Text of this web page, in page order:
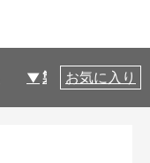
製品仕様
お気に入り